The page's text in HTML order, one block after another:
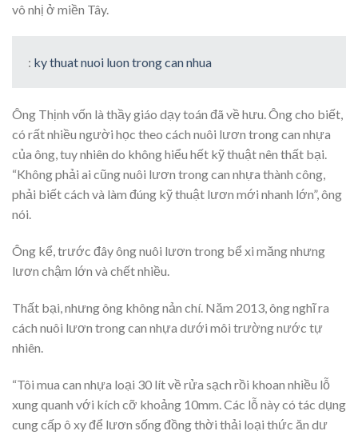
vô nhị ở miền Tây.
: ky thuat nuoi luon trong can nhua
Ông Thịnh vốn là thầy giáo dạy toán đã về hưu. Ông cho biết,
có rất nhiều người học theo cách nuôi lươn trong can nhựa
của ông, tuy nhiên do không hiểu hết kỹ thuật nên thất bại.
“Không phải ai cũng nuôi lươn trong can nhựa thành công,
phải biết cách và làm đúng kỹ thuật lươn mới nhanh lớn”, ông
nói.
Ông kể, trước đây ông nuôi lươn trong bể xi măng nhưng
lươn chậm lớn và chết nhiều.
Thất bại, nhưng ông không nản chí. Năm 2013, ông nghĩ ra
cách nuôi lươn trong can nhựa dưới môi trường nước tự
nhiên.
“Tôi mua can nhựa loại 30 lít về rửa sạch rồi khoan nhiều lỗ
xung quanh với kích cỡ khoảng 10mm. Các lỗ này có tác dụng
cung cấp ô xy để lươn sống đồng thời thải loại thức ăn dư